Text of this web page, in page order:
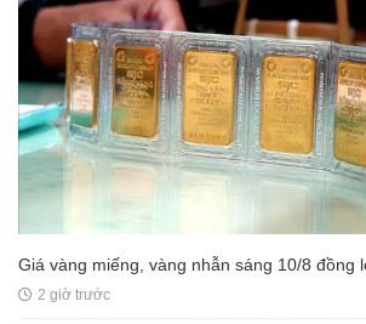
Giá vàng miếng, vàng nhẫn sáng 10/8 đồng
2 giờ trước